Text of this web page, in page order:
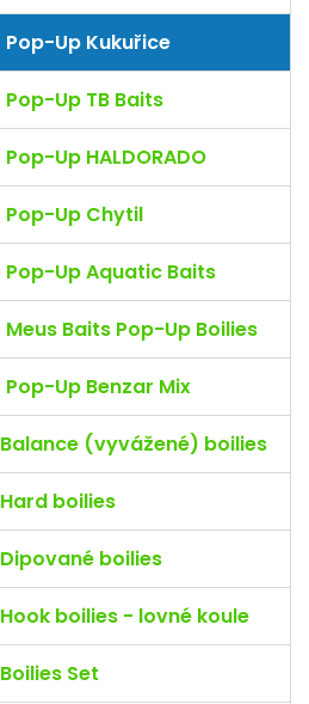
Pop-Up Kukuřice
Pop-Up TB Baits
Pop-Up HALDORADO
Pop-Up Chytil
Pop-Up Aquatic Baits
Meus Baits Pop-Up Boilies
Pop-Up Benzar Mix
Balance (vyvážené) boilies
Hard boilies
Dipované boilies
Hook boilies - lovné koule
Boilies Set